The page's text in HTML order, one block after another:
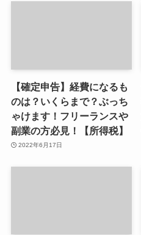
【確定申告】経費になるも
のは？いくらまで？ぶっち
ゃけます！フリーランスや
副業の方必見！【所得税】
2022年6月17日